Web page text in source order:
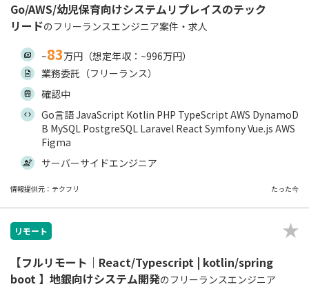
Go/AWS/幼児保育向けシステムリプレイスのテック
リードのフリーランスエンジニア案件・求人
~83万円（想定年収：~996万円）
業務委託（フリーランス）
確認中
Go言語 JavaScript Kotlin PHP TypeScript AWS DynamoD
B MySQL PostgreSQL Laravel React Symfony Vue.js AWS
Figma
サーバーサイドエンジニア
情報提供元：テクフリ たった今
リモート
【フルリモート｜React/Typescript | kotlin/spring
boot 】地銀向けシステム開発のフリーランスエンジニア